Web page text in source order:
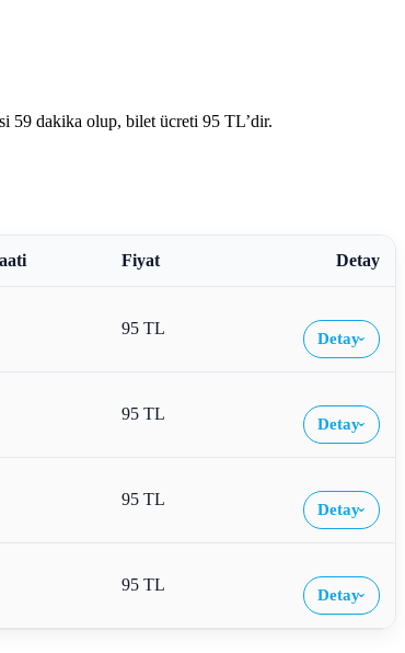
59 dakika olup, bilet ücreti 95 TL’dir.
Fiyat Detay
95 TL
Detay›
95 TL
Detay›
95 TL
Detay›
95 TL
Detay›